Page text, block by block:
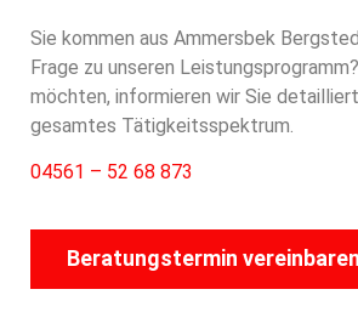
Sie kommen aus Ammersbek
Frage zu unseren
möchten, informieren wir Sie
gesamtes Tätigkeitsspektrum.
04561 – 52 68 873
Beratungstermin vereinbaren